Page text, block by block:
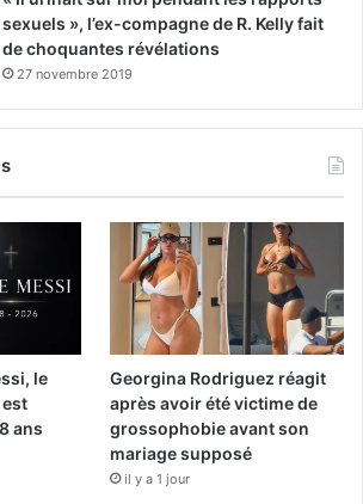
sexuels », l’ex-compagne de R. Kelly fait
de choquantes révélations
27 novembre 2019
le
est
ans
Georgina Rodriguez réagit
après avoir été victime de
grossophobie avant son
mariage supposé
il y a 1 jour